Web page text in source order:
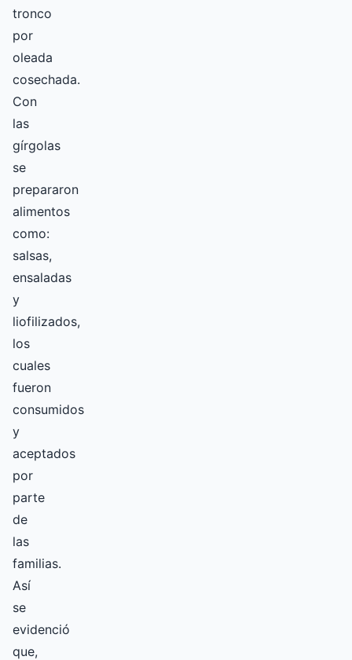
tronco
por
oleada
cosechada.
Con
las
gírgolas
se
prepararon
alimentos
como:
salsas,
ensaladas
y
liofilizados,
los
cuales
fueron
consumidos
y
aceptados
por
parte
de
las
familias.
Así
se
evidenció
que,